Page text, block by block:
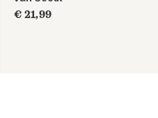
€ 21,99